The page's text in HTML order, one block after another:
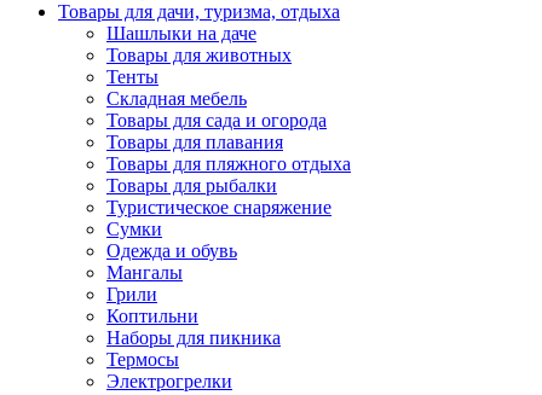
Товары для дачи, туризма, отдыха
Шашлыки на даче
Товары для животных
Тенты
Складная мебель
Товары для сада и огорода
Товары для плавания
Товары для пляжного отдыха
Товары для рыбалки
Туристическое снаряжение
Сумки
Одежда и обувь
Мангалы
Грили
Коптильни
Наборы для пикника
Термосы
Электрогрелки